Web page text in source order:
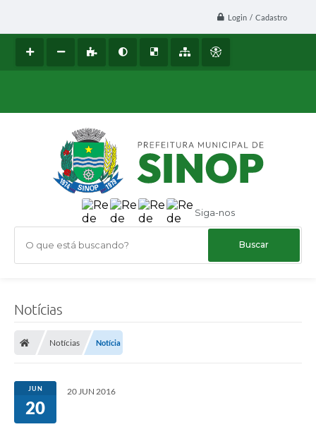
Login / Cadastro
Siga-nos
O que está buscando?
Notícias
Notícias Notícia
JUN
20
20 JUN 2016